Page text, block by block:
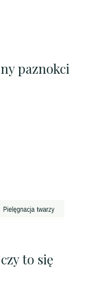
paznokci
to się